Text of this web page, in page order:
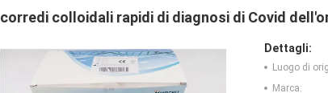
corredi colloidali rapidi di diagnosi di Covid
Dettagli:
Luogo di
Marca: